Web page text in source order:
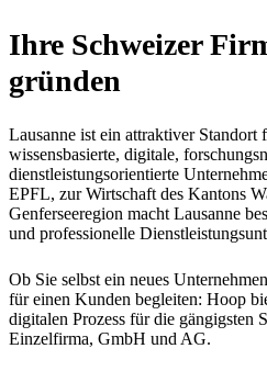
Ihre Schweizer
gründen
Lausanne ist ein attraktiver Standort
wissensbasierte, digitale,
dienstleistungsorientierte
EPFL, zur Wirtschaft des Kantons
Genferseeregion macht Lausanne
und professionelle
Ob Sie selbst ein neues
für einen Kunden begleiten: Hoop
digitalen Prozess für die gängigsten
Einzelfirma, GmbH und AG.